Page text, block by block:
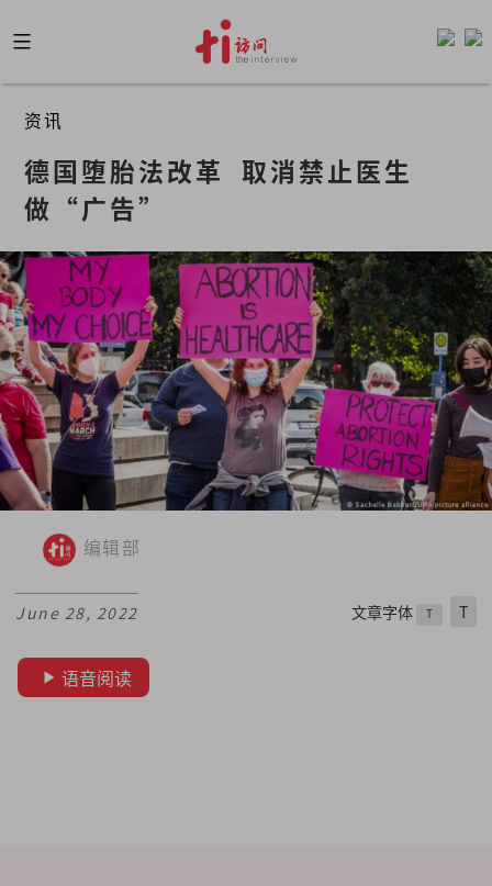
to
content
资讯
德国堕胎法改革  取消禁止医生
做“广告”
编辑部
June 28, 2022 文章字体 T T
语音阅读